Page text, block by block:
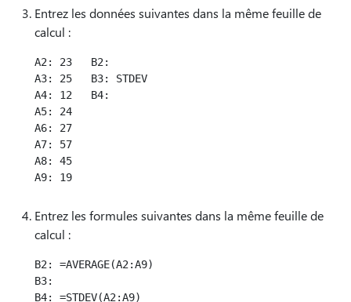
Entrez les données suivantes dans la même feuille de
calcul :
A2: 23   B2:
A3: 25   B3: STDEV
A4: 12   B4:
A5: 24
A6: 27
A7: 57
A8: 45
Entrez les formules suivantes dans la même feuille de
calcul :
B2: =AVERAGE(A2:A9)
B3: